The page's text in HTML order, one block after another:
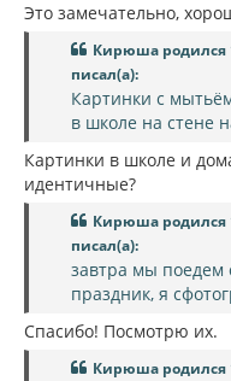
Это замечательно,
Кирюша родился
писал(а):
Картинки с
в школе на стене
Картинки в школе и
идентичные?
Кирюша родился
писал(а):
завтра мы поедем
праздник, я
Спасибо! Посмотрю их.
Кирюша родился